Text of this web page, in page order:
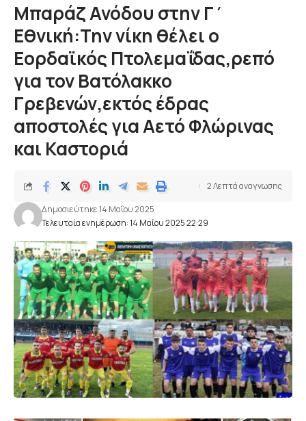
Μπαράζ Ανόδου στην Γ΄
Εθνική:Την νίκη θέλει ο
Εορδαϊκός Πτολεμαΐδας,ρεπό
για τον Βατόλακκο
Γρεβενών,εκτός έδρας
αποστολές για Αετό Φλώρινας
και Καστοριά
Τελευταία ενημέρωση: 14 Μαΐου 2025 22:29
Δημοσιεύτηκε 14 Μαΐου 2025
2 Λεπτά αναγνωσης